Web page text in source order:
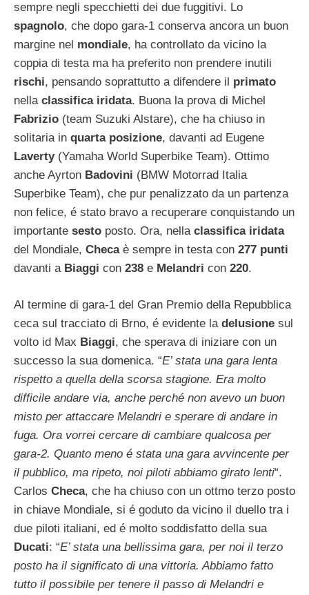
sempre negli specchietti dei due fuggitivi. Lo
spagnolo, che dopo gara-1 conserva ancora un buon
margine nel mondiale, ha controllato da vicino la
coppia di testa ma ha preferito non prendere inutili
rischi, pensando soprattutto a difendere il primato
nella classifica iridata. Buona la prova di Michel
Fabrizio (team Suzuki Alstare), che ha chiuso in
solitaria in quarta posizione, davanti ad Eugene
Laverty(Yamaha World Superbike Team). Ottimo
anche Ayrton Badovini (BMW Motorrad Italia
Superbike Team), che pur penalizzato da un partenza
non felice, é stato bravo a recuperare conquistando un
importante sesto posto. Ora, nella classifica iridata
del Mondiale, Checaè sempre in testa con 277 punti
davanti a Biaggi con 238 e Melandri con 220.
Al termine di gara-1 del Gran Premio della Repubblica
ceca sul tracciato di Brno, é evidente la delusione sul
volto id Max Biaggi, che sperava di iniziare con un
successo la sua domenica. “E’ stata una gara lenta
rispetto a quella della scorsa stagione. Era molto
difficile andare via, anche perché non avevo un buon
misto per attaccare Melandri e sperare di andare in
fuga. Ora vorrei cercare di cambiare qualcosa per
gara-2. Quanto meno é stata una gara avvincente per
il pubblico, ma ripeto, noi piloti abbiamo girato lenti“.
Carlos Checa, che ha chiuso con un ottmo terzo posto
in chiave Mondiale, si é goduto da vicino il duello tra i
due piloti italiani, ed é molto soddisfatto della sua
Ducati: “E’ stata una bellissima gara, per noi il terzo
posto ha il significato di una vittoria. Abbiamo fatto
tutto il possibile per tenere il passo di Melandri e